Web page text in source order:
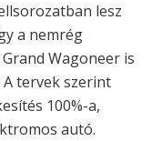
lesz
a nemrég
Wagoneer is
tervek szerint
100%-a,
autó.